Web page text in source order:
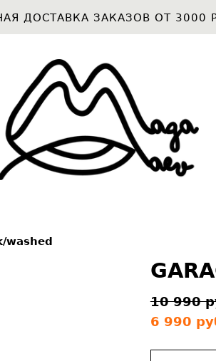
ДОСТАВКА ЗАКАЗОВ ОТ 3000
washed
10 990
6 990